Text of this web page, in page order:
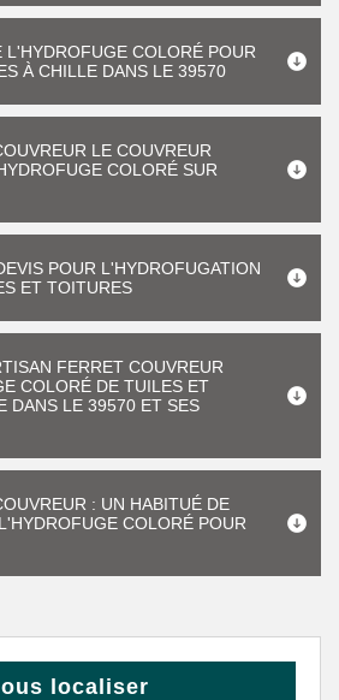
L'HYDROFUGE COLORÉ POUR
À CHILLE DANS LE 39570
LE COUVREUR
COLORÉ SUR
POUR L'HYDROFUGATION
ET TOITURES
FERRET COUVREUR
COLORÉ DE TUILES ET
DANS LE 39570 ET SES
: UN HABITUÉ DE
COLORÉ POUR
localiser